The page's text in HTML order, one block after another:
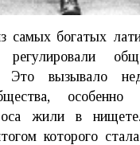
самых богатых
вызывало
особенно
жили в
которого